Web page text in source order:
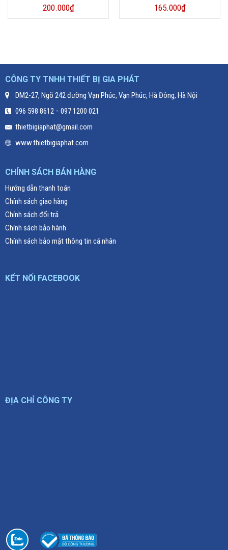
200.000₫ 165.000₫
CÔNG TY TNHH THIẾT BỊ GIA PHÁT
DM2-27, Ngõ 242 đường Vạn Phúc, Vạn Phúc, Hà Đông, Hà Nội
096 598 8612- 097 1200 021
thietbigiaphat@gmail.com
www.thietbigiaphat.com
CHÍNH SÁCH BÁN HÀNG
Hướng dẫn thanh toán
Chính sách giao hàng
Chính sách đổi trả
Chính sách bảo hành
Chính sách bảo mật thông tin cá nhân
KẾT NỐI FACEBOOK
ĐỊA CHỈ CÔNG TY